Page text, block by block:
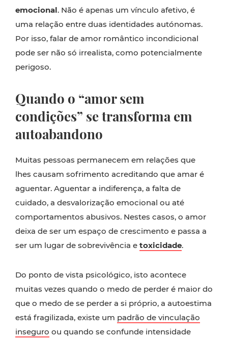
emocional. Não é apenas um vínculo afetivo, é
uma relação entre duas identidades autónomas.
Por isso, falar de amor romântico incondicional
pode ser não só irrealista, como potencialmente
perigoso.
Quando o “amor sem
condições” se transforma em
autoabandono
Muitas pessoas permanecem em relações que
lhes causam sofrimento acreditando que amar é
aguentar. Aguentar a indiferença, a falta de
cuidado, a desvalorização emocional ou até
comportamentos abusivos. Nestes casos, o amor
deixa de ser um espaço de crescimento e passa a
ser um lugar de sobrevivência e toxicidade.
Do ponto de vista psicológico, isto acontece
muitas vezes quando o medo de perder é maior do
que o medo de se perder a si próprio, a autoestima
está fragilizada, existe um padrão de vinculação
inseguro ou quando se confunde intensidade